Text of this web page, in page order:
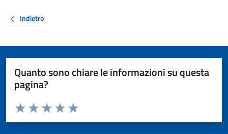
Indietro
Quanto sono chiare le informazioni su questa
pagina?
Valuta da 1 a 5 stelle la pagina
Valuta 5 stelle su 5
Valuta 4 stelle su 5
Valuta 3 stelle su 5
Valuta 2 stelle su 5
Valuta 1 stelle su 5